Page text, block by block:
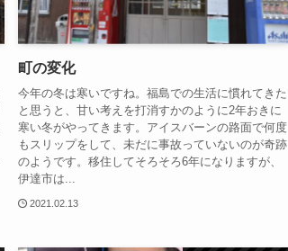
町の変化
今年の冬は寒いですね。福島での生活に慣れてきた
と思うと、甘い考えを打消すかのように2年おきに
寒い冬がやってきます。アイスバーンの路面で何度
もスリップをして、未だに事故っていないのが奇跡
のようです。移住してそろそろ6年になりますが、
伊達市は...
2021.02.13